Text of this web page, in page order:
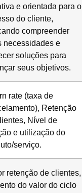
e orientada para o
do cliente,
compreender
necessidades e
soluções para
seus objetivos.
rate (taxa de
Retenção
Nível de
e utilização do
serviço.
retenção de clientes,
do valor do ciclo